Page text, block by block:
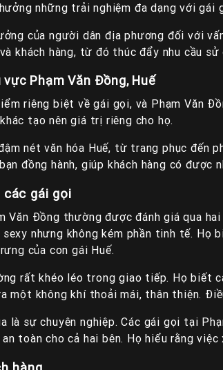
những trải nghiệm đa dạng với gái
của người dân địa phương đối với
khách hàng, từ đó thúc đẩy nhu cầu sử
Phạm Văn Đồng, Huế
riêng biệt về gái gọi, và Phạm Văn
tạo nên giá trị riêng cho họ.
nét văn hóa Huế, từ trang phục đến
đồng hành, giúp khách hàng có được
các gái gọi
Đồng thường được đánh giá qua
sexy nhưng không kém phần tinh tế.
của con gái Huế.
rất khéo léo trong giao tiếp. Họ biết
một không khí thoải mái, thân thiện.
là sự chuyên nghiệp. Các gái gọi tại
toàn cho cả hai bên. Họ hiểu rằng